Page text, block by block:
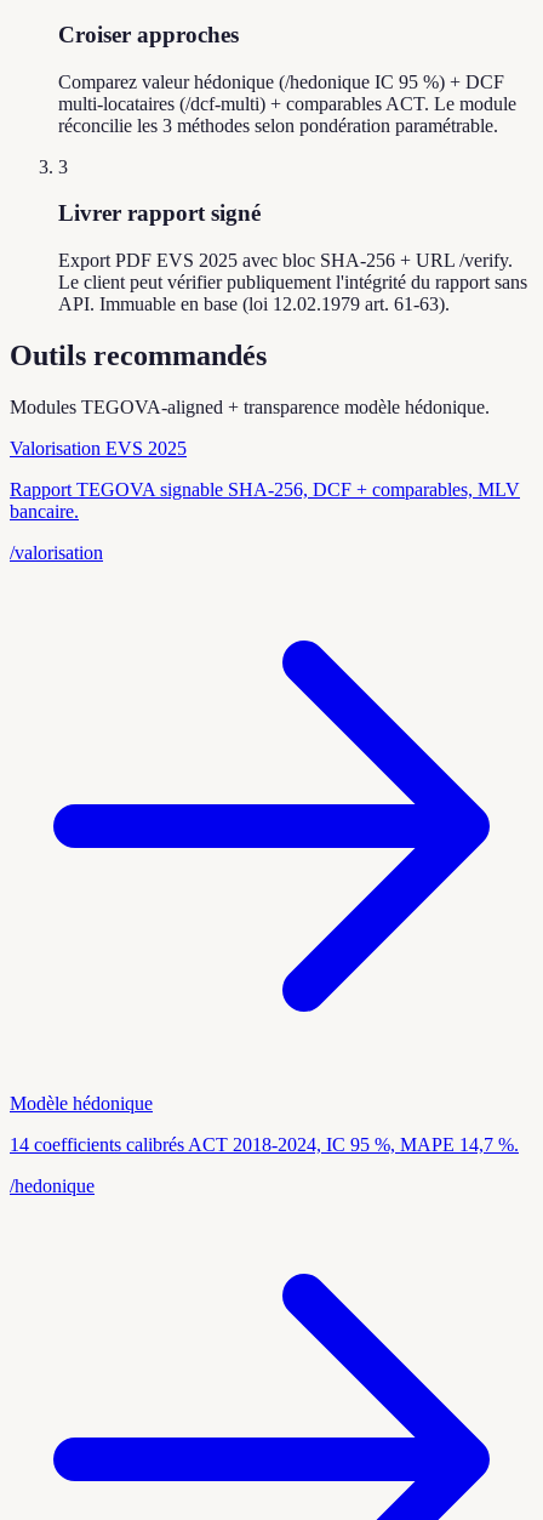
Croiser approches
Comparez valeur hédonique (/hedonique IC 95 %) + DCF
multi-locataires (/dcf-multi) + comparables ACT. Le module
réconcilie les 3 méthodes selon pondération paramétrable.
3
Livrer rapport signé
Export PDF EVS 2025 avec bloc SHA-256 + URL /verify.
Le client peut vérifier publiquement l'intégrité du rapport sans
API. Immuable en base (loi 12.02.1979 art. 61-63).
Outils recommandés
Modules TEGOVA-aligned + transparence modèle hédonique.
Valorisation EVS 2025
Rapport TEGOVA signable SHA-256, DCF + comparables, MLV
bancaire.
/valorisation
Modèle hédonique
14 coefficients calibrés ACT 2018-2024, IC 95 %, MAPE 14,7 %.
/hedonique